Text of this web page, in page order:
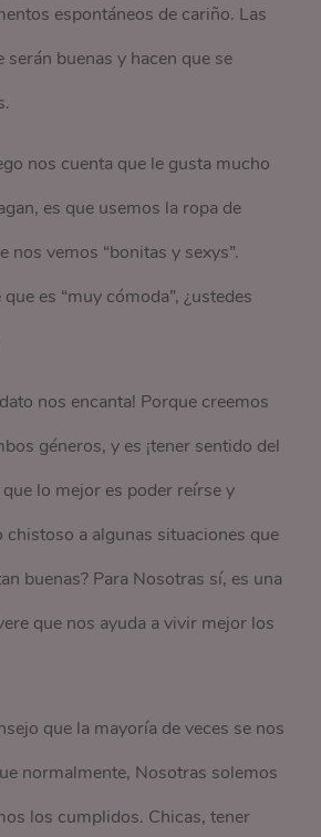
espontáneos de cariño. Las
buenas y hacen que se
nos cuenta que le gusta mucho
es que usemos la ropa de
nos vemos “bonitas y sexys”.
es “muy cómoda”, ¿ustedes
nos encanta! Porque creemos
géneros, y es ¡tener sentido del
lo mejor es poder reírse y
chistoso a algunas situaciones que
buenas? Para Nosotras sí, es una
que nos ayuda a vivir mejor los
que la mayoría de veces se nos
normalmente, Nosotras solemos
los cumplidos. Chicas, tener